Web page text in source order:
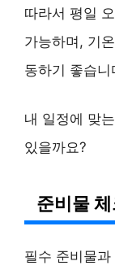
따라서 평일
가능하며, 기
동하기 좋습니
내 일정에 맞
있을까요?
준비물
필수 준비물